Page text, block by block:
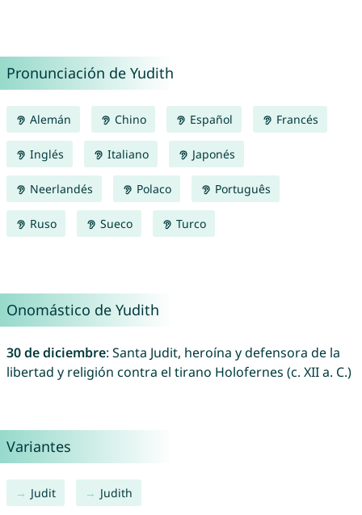
Pronunciación de Yudith
Alemán Chino Español Francés
Inglés Italiano Japonés
Neerlandés Polaco Português
Ruso Sueco Turco
Onomástico de Yudith
30 de diciembre: Santa Judit, heroína y defensora de la
libertad y religión contra el tirano Holofernes (c. XII a. C.)
Variantes
Judit Judith